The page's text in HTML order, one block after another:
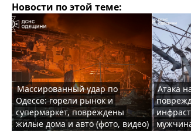
Новости по этой теме:
Массированный удар по
Одессе: горели рынок и
супермаркет, повреждены
жилые дома и авто (фото, видео)
Атака